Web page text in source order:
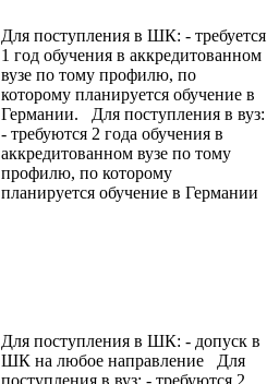
Для поступления в ШК: - требуется
1 год обучения в аккредитованном
вузе по тому профилю, по
которому планируется обучение в
Германии. Для поступления в вуз:
- требуются 2 года обучения в
аккредитованном вузе по тому
профилю, по которому
планируется обучение в Германии
Для поступления в ШК: - допуск в
ШК на любое направление Для
поступления в вуз: - требуются 2